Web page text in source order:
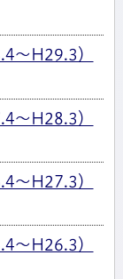
～H29.3）
～H28.3）
～H27.3）
～H26.3）